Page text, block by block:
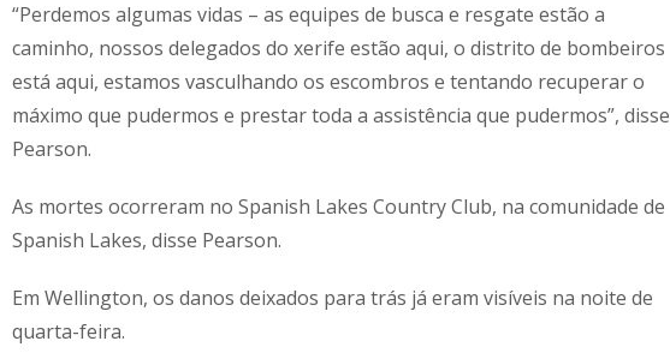
“Perdemos algumas vidas – as equipes de busca e resgate estão a
caminho, nossos delegados do xerife estão aqui, o distrito de bombeiros
está aqui, estamos vasculhando os escombros e tentando recuperar o
máximo que pudermos e prestar toda a assistência que pudermos”, disse
Pearson.
As mortes ocorreram no Spanish Lakes Country Club, na comunidade de
Spanish Lakes, disse Pearson.
Em Wellington, os danos deixados para trás já eram visíveis na noite de
quarta-feira.